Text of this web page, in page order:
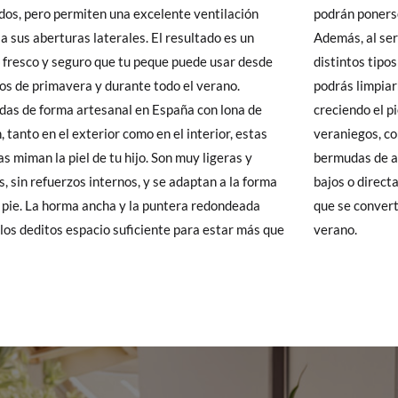
pero permiten una excelente ventilación
sus aberturas laterales. El resultado es un
y seguro que tu peque puede usar desde
de primavera y durante todo el verano.
de forma artesanal en España con lona de
tanto en el exterior como en el interior, estas
miman la piel de tu hijo. Son muy ligeras y
sin refuerzos internos, y se adaptan a la forma
La horma ancha y la puntera redondeada
deditos espacio suficiente para estar más que
sus sandalias solos desde el principio.
al ser regulable, permite un ajuste perfecto en
tipos de empeine. La plantilla es extraíble, así
por dentro o comprobar cómo va
el pie. Disponibles en colores suaves y
combinan con conjuntos frescos, petos o
de algodón. Se pueden usar con calcetines
sin ellos. Un calzado súper práctico
en un imprescindible para tu hijo este
verano.
envíos y cambios gratis, sin importe mínimo, sin
cuando te lleguen no te valen, sólo tienes que entrar en la sección
la petición de cambio. Nuestro equipo Atención al Cliente se
recogeremos la primera, sin gastos, en unos pocos días!
de que no quieras Cambio sino Devolución, también serán
desde el mismo enlace del párrafo anterior y nos
paquete.